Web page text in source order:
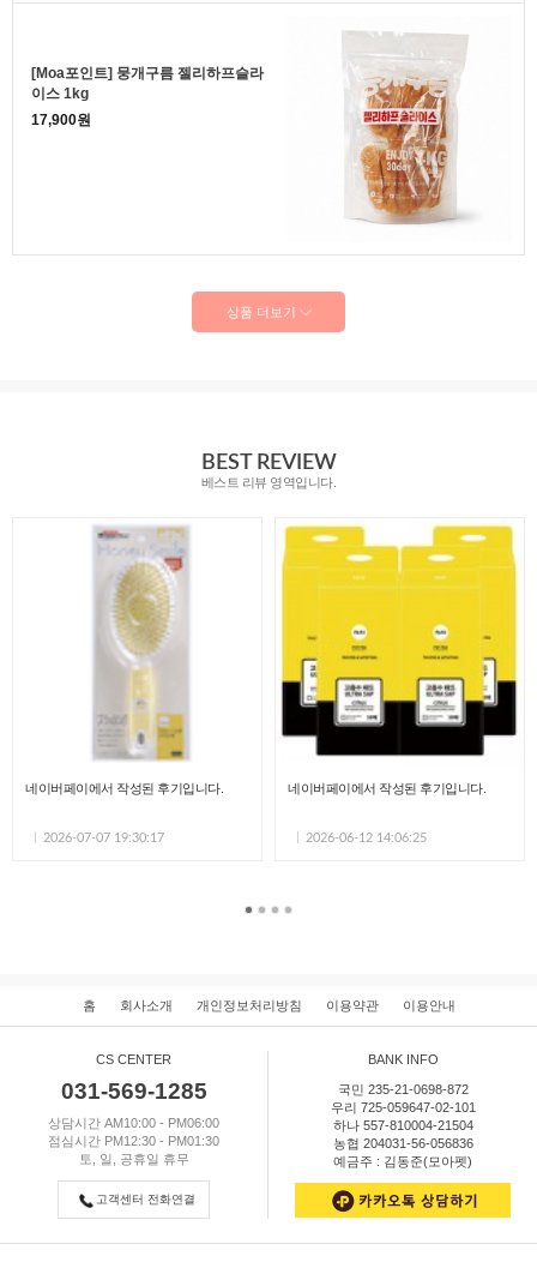
[Moa포인트] 뭉개구름 젤리하프슬라
이스 1kg
17,900원
상품 더보기
BEST REVIEW
베스트 리뷰 영역입니다.
네이버페이에서 작성된 후기입니다.
2026-07-07 19:30:17
네이버페이에서 작성된 후기입니다.
2026-06-12 14:06:25
홈 회사소개 개인정보처리방침 이용약관 이용안내
CS CENTER
031-569-1285
상담시간 AM10:00 - PM06:00
점심시간 PM12:30 - PM01:30
토, 일, 공휴일 휴무
고객센터 전화연결
BANK INFO
국민 235-21-0698-872
우리 725-059647-02-101
하나 557-810004-21504
농협 204031-56-056836
예금주 : 김동준(모아펫)